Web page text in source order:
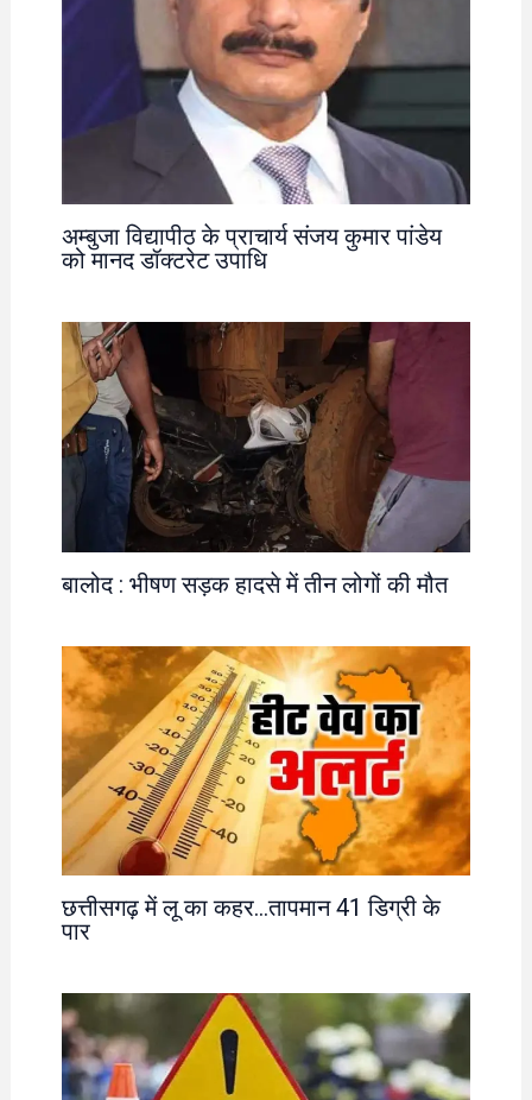
अम्बुजा विद्यापीठ के प्राचार्य संजय कुमार पांडेय
को मानद डॉक्टरेट उपाधि
बालोद : भीषण सड़क हादसे में तीन लोगों की मौत
छत्तीसगढ़ में लू का कहर…तापमान 41 डिग्री के
पार